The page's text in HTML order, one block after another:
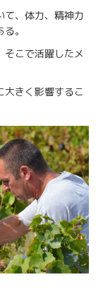
て、体力、精神力
。
そこで活躍したメ
大きく影響するこ